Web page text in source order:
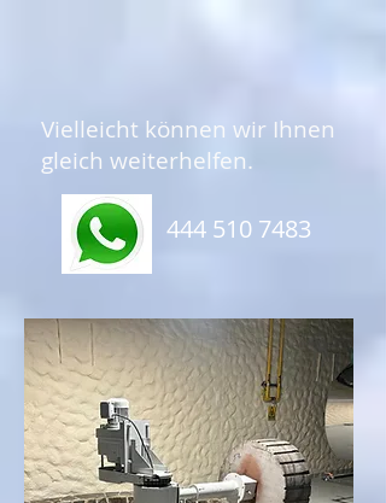
Vielleicht können wir Ihnen
gleich weiterhelfen.
444 510 7483